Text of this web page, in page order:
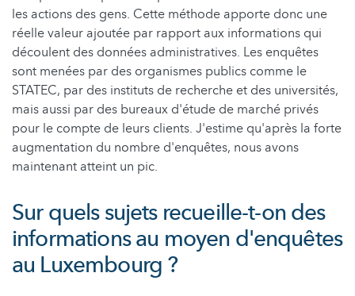
les actions des gens. Cette méthode apporte donc une
réelle valeur ajoutée par rapport aux informations qui
découlent des données administratives. Les enquêtes
sont menées par des organismes publics comme le
STATEC, par des instituts de recherche et des universités,
mais aussi par des bureaux d'étude de marché privés
pour le compte de leurs clients. J'estime qu'après la forte
augmentation du nombre d'enquêtes, nous avons
maintenant atteint un pic.
Sur quels sujets recueille-t-on des
informations au moyen d'enquêtes
au Luxembourg ?